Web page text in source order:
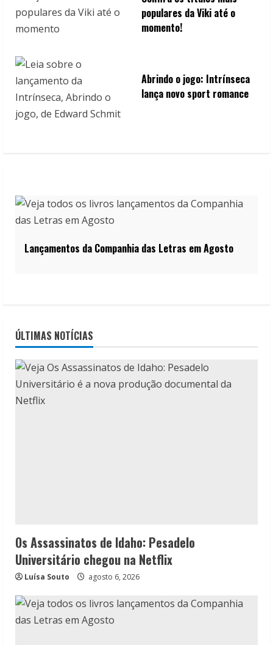
populares da Viki até o
momento!
Abrindo o jogo: Intrínseca
lança novo sport romance
Lançamentos da Companhia das Letras em Agosto
ÚLTIMAS NOTÍCIAS
Os Assassinatos de Idaho: Pesadelo
Universitário chegou na Netflix
Luísa Souto agosto 6, 2026